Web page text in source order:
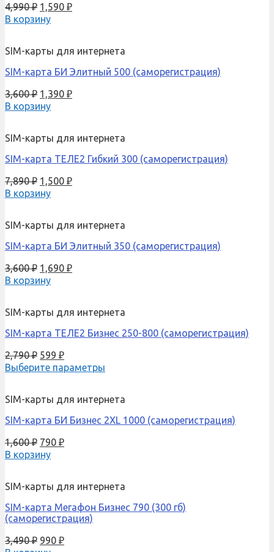
4,990₽ 1,590 ₽
В корзину
SIM-карты для интернета
SIM-карта БИ Элитный 500 (саморегистрация)
3,600₽ 1,390 ₽
В корзину
SIM-карты для интернета
SIM-карта ТЕЛЕ2 Гибкий 300 (саморегистрация)
7,890₽ 1,500 ₽
В корзину
SIM-карты для интернета
SIM-карта БИ Элитный 350 (саморегистрация)
3,600₽ 1,690 ₽
В корзину
SIM-карты для интернета
SIM-карта ТЕЛЕ2 Бизнес 250-800 (саморегистрация)
2,790₽ 599 ₽
Выберите параметры
SIM-карты для интернета
SIM-карта БИ Бизнес 2XL 1000 (саморегистрация)
1,600₽ 790 ₽
В корзину
SIM-карты для интернета
SIM-карта Мегафон Бизнес 790 (300 гб)
(саморегистрация)
3,490₽ 990 ₽